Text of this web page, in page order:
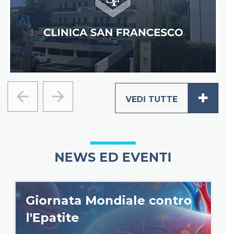
PrecedenteSuccessivo VEDI TUTTE +
NEWS ED EVENTI
Giornata Mondiale contro
l'Epatite